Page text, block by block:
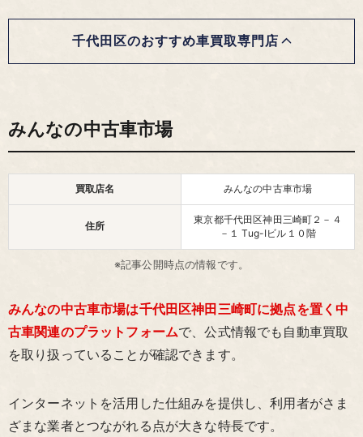
千代田区のおすすめ車買取専門店
みんなの中古車市場
買取店名 みんなの中古車市場
住所
東京都千代田区神田三崎町２－４
－１ Tug-Iビル１０階
※記事公開時点の情報です。
みんなの中古車市場は千代田区神田三崎町に拠点を置く中
古車関連のプラットフォームで、公式情報でも自動車買取
を取り扱っていることが確認できます。
インターネットを活用した仕組みを提供し、利用者がさま
ざまな業者とつながれる点が大きな特長です。